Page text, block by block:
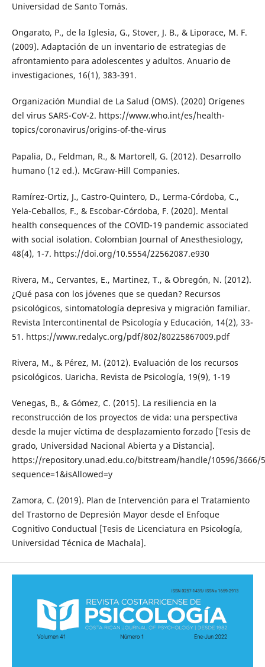
Universidad de Santo Tomás.
Ongarato, P., de la Iglesia, G., Stover, J. B., & Liporace, M. F.
(2009). Adaptación de un inventario de estrategias de
afrontamiento para adolescentes y adultos. Anuario de
investigaciones, 16(1), 383-391.
Organización Mundial de La Salud (OMS). (2020) Orígenes
del virus SARS-CoV-2. https://www.who.int/es/health-
topics/coronavirus/origins-of-the-virus
Papalia, D., Feldman, R., & Martorell, G. (2012). Desarrollo
humano (12 ed.). McGraw-Hill Companies.
Ramírez-Ortiz, J., Castro-Quintero, D., Lerma-Córdoba, C.,
Yela-Ceballos, F., & Escobar-Córdoba, F. (2020). Mental
health consequences of the COVID-19 pandemic associated
with social isolation. Colombian Journal of Anesthesiology,
48(4), 1-7. https://doi.org/10.5554/22562087.e930
Rivera, M., Cervantes, E., Martinez, T., & Obregón, N. (2012).
¿Qué pasa con los jóvenes que se quedan? Recursos
psicológicos, sintomatología depresiva y migración familiar.
Revista Intercontinental de Psicología y Educación, 14(2), 33-
51. https://www.redalyc.org/pdf/802/80225867009.pdf
Rivera, M., & Pérez, M. (2012). Evaluación de los recursos
psicológicos. Uaricha. Revista de Psicología, 19(9), 1-19
Venegas, B., & Gómez, C. (2015). La resiliencia en la
reconstrucción de los proyectos de vida: una perspectiva
desde la mujer víctima de desplazamiento forzado [Tesis de
grado, Universidad Nacional Abierta y a Distancia].
https://repository.unad.edu.co/bitstream/handle/10596/3666/
sequence=1&isAllowed=y
Zamora, C. (2019). Plan de Intervención para el Tratamiento
del Trastorno de Depresión Mayor desde el Enfoque
Cognitivo Conductual [Tesis de Licenciatura en Psicología,
Universidad Técnica de Machala].